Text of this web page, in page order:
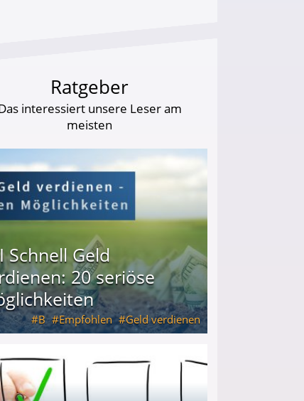
Ratgeber
interessiert unsere Leser am
meisten
Geld
20 seriöse
B Empfohlen Geld verdienen